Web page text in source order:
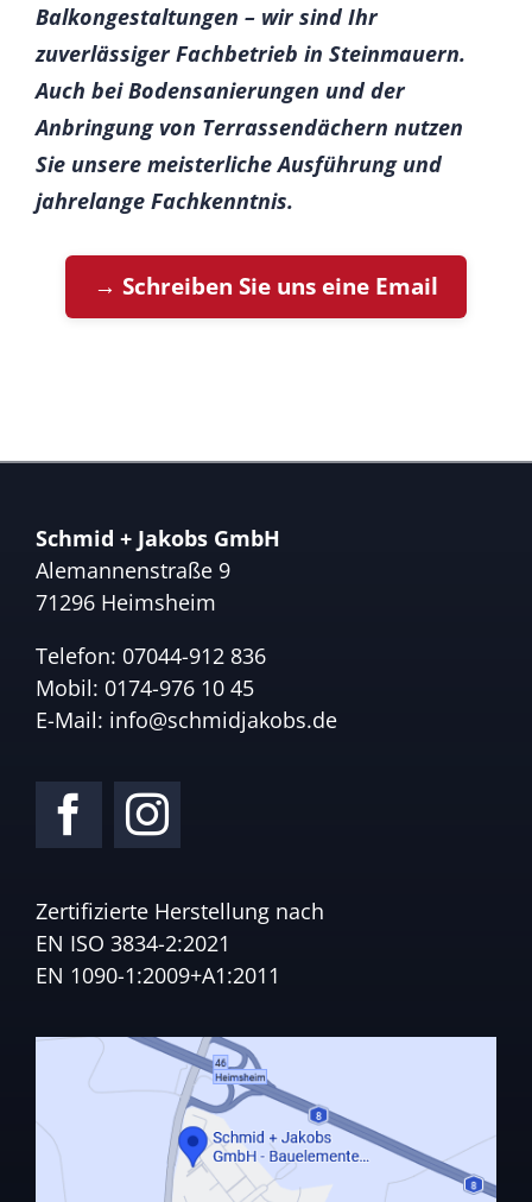
Balkongestaltungen – wir sind Ihr
zuverlässiger Fachbetrieb in Steinmauern.
Auch bei Bodensanierungen und der
Anbringung von Terrassendächern nutzen
Sie unsere meisterliche Ausführung und
jahrelange Fachkenntnis.
→ Schreiben Sie uns eine Email
Schmid + Jakobs GmbH
Alemannenstraße 9
71296 Heimsheim
Telefon: 07044-912 836
Mobil: 0174-976 10 45
E-Mail: info@schmidjakobs.de
Zertifizierte Herstellung nach
EN ISO 3834-2:2021
EN 1090-1:2009+A1:2011